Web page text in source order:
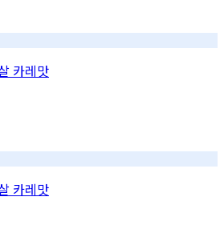
카레맛
카레맛